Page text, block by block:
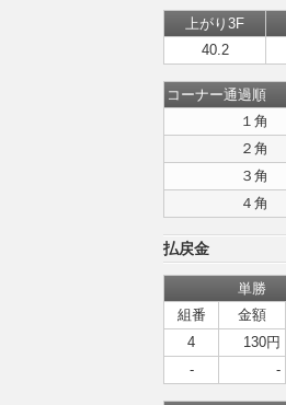
上がり3F
40.2
コーナー通過順
１角
２角
３角
４角
払戻金
単勝
組番
金額
4
130円
-
-